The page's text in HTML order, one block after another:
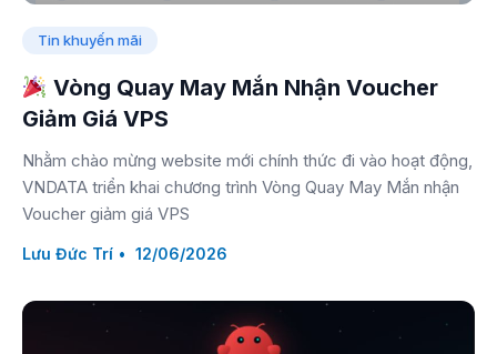
Tin khuyến mãi
Vòng Quay May Mắn Nhận Voucher
Giảm Giá VPS
Nhằm chào mừng website mới chính thức đi vào hoạt động,
VNDATA triển khai chương trình Vòng Quay May Mắn nhận
Voucher giảm giá VPS
Lưu Đức Trí 12/06/2026